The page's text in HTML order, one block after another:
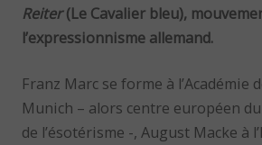
Reiter(Le Cavalier bleu),
l’expressionnisme allemand.
Franz Marc se forme à l’Académie
Munich – alors centre européen
de l’ésotérisme -, August Macke à